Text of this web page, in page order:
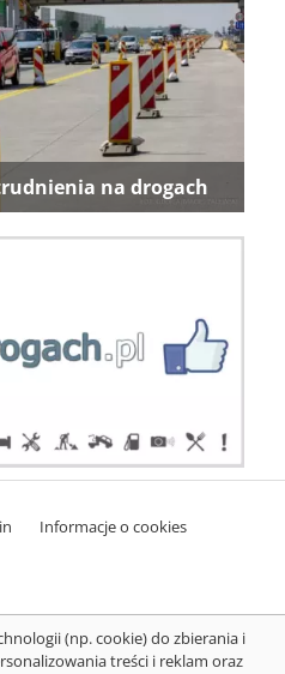
na drogach
Informacje o cookies
(np. cookie) do zbierania i
treści i reklam oraz